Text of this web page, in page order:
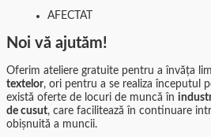
AFECTAT
Noi vă ajutăm!
Oferim ateliere gratuite pentru a învăța
textelor, ori pentru a se realiza începutul
există oferte de locuri de muncă în
de cusut, care facilitează în continuare
obișnuită a muncii.